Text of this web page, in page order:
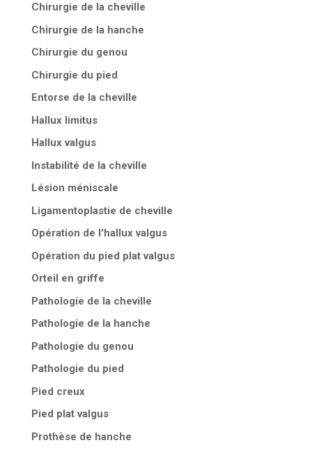
Chirurgie de la cheville
Chirurgie de la hanche
Chirurgie du genou
Chirurgie du pied
Entorse de la cheville
Hallux limitus
Hallux valgus
Instabilité de la cheville
Lésion méniscale
Ligamentoplastie de cheville
Opération de l'hallux valgus
Opération du pied plat valgus
Orteil en griffe
Pathologie de la cheville
Pathologie de la hanche
Pathologie du genou
Pathologie du pied
Pied creux
Pied plat valgus
Prothèse de hanche